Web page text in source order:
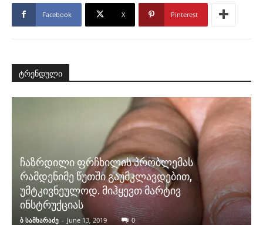
Facebook X Pinterest
ტრენდული
ჩაზრდილი ფრჩხილის პრობლემას
რამდენიმე წუთში გაუმკლავდებით,
უმტკივნეულოდ. მიჰყევთ მარტივ
ინსტრუქციას
ბ სამხარაძე - June 13, 2019 0